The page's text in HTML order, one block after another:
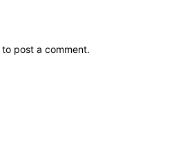
to post a comment.